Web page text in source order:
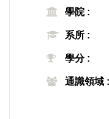
學院 :
系所 :
學分 :
通識領域 :